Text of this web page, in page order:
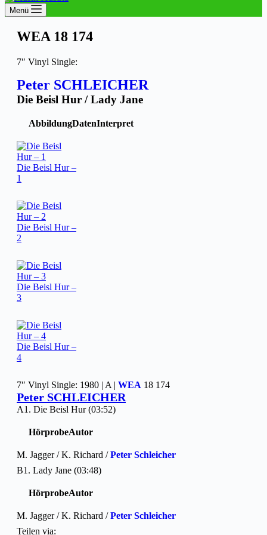
Menü
WEA 18 174
7″ Vinyl Single:
Peter SCHLEICHER
Die Beisl Hur / Lady Jane
AbbildungDatenInterpret
Die Beisl Hur –
1
Die Beisl Hur –
2
Die Beisl Hur –
3
Die Beisl Hur –
4
7″ Vinyl Single: 1980 | A | WEA 18 174
Peter SCHLEICHER
A1. Die Beisl Hur (03:52)
HörprobeAutor
M. Jagger / K. Richard /Peter Schleicher
B1. Lady Jane (03:48)
HörprobeAutor
M. Jagger / K. Richard /Peter Schleicher
Teilen via: